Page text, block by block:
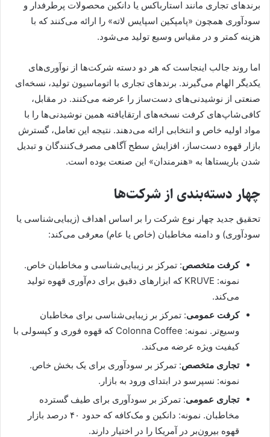
برندهای تجاری مانند استارباکس یا دانکین محصولات پرطرفدار و
سودآوری همچون «پامپکین اسپایس لاته» را ارائه می‌کنند که با
هزینه کمتر و در مقیاس وسیع تولید می‌شود.
اما روند جالب اینجاست که هر دو دسته شرکت‌ها از نوآوری‌های
یکدیگر الهام می‌گیرند. برندهای تجاری با اتوماسیون تولید، نسخه‌ای
صنعتی از نوشیدنی‌های دست‌ساز را عرضه می‌کنند. در مقابل،
کافی‌شاپ‌های کرفت نسخه‌های ارتقایافته همین نوشیدنی‌ها را با
مواد اولیه خاص و انتخابی ارائه می‌دهند. نتیجه این تعامل، گسترش
بازار قهوه دست‌ساز، افزایش سطح آگاهی مصرف‌کنندگان و تبدیل
شدن باریستاها به «هنرمندان» این صنعت بوده است.
چهار دسته‌بندی از شرکت‌ها
تحقیق جدید چهار نوع شرکت را بر اساس اهداف (زیبایی‌شناسی یا
سودآوری) و دامنه مخاطبان (خاص یا عام) معرفی می‌کند:
کرفت متخصص: تمرکز بر زیبایی‌شناسی و مخاطبان خاص.
نمونه: KRUVE که ابزارهای دقیق برای دم‌آوری قهوه تولید
می‌کند.
کرفت عمومی: تمرکز بر زیبایی‌شناسی برای مخاطبان
وسیع‌تر. نمونه: Colonna Coffee که قهوه فوری و کپسولی با
کیفیت ویژه عرضه می‌کند.
تجاری متخصص: تمرکز بر سودآوری برای یک بخش خاص.
نمونه: نسپرسو در ابتدای ورود به بازار.
تجاری عمومی: تمرکز بر سودآوری برای طیف گسترده
مخاطبان. نمونه: دانکین و مک‌کافه که حدود ۴۰ درصد بازار
قهوه بیرون‌بر در آمریکا را در اختیار دارند.